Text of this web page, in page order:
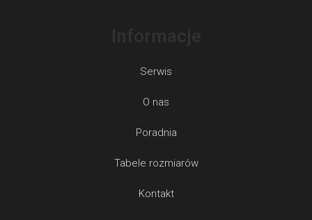
Serwis
O nas
Poradnia
Tabele rozmiarów
Kontakt